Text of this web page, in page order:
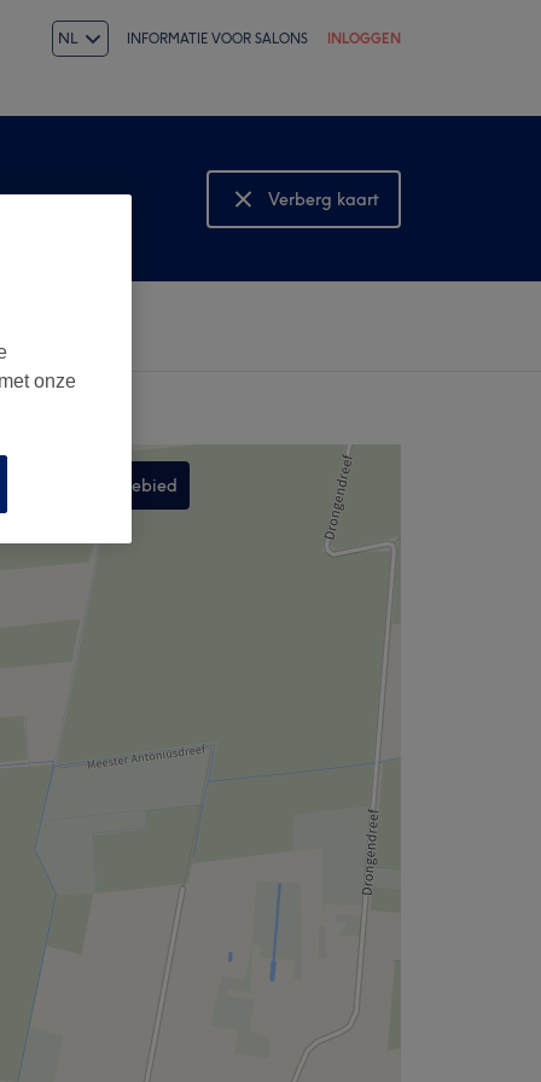
NL INFORMATIE VOOR SALONS INLOGGEN
Verberg kaart
Bekijk kaart
Zoek in dit gebied
onze